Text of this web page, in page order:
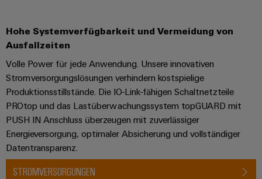
Hohe Systemverfügbarkeit und Vermeidung von
Ausfallzeiten
Volle Power für jede Anwendung. Unsere innovativen
Stromversorgungslösungen verhindern kostspielige
Produktionsstillstände. Die IO-Link-fähigen Schaltnetzteile
PROtop und das Lastüberwachungssystem topGUARD mit
PUSH IN Anschluss überzeugen mit zuverlässiger
Energieversorgung, optimaler Absicherung und vollständiger
Datentransparenz.
STROMVERSORGUNGEN